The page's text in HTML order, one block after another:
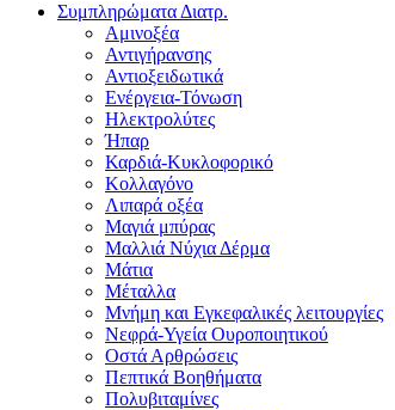
Συμπληρώματα Διατρ.
Αμινοξέα
Αντιγήρανσης
Αντιοξειδωτικά
Ενέργεια-Τόνωση
Ηλεκτρολύτες
Ήπαρ
Καρδιά-Κυκλοφορικό
Κολλαγόνο
Λιπαρά οξέα
Μαγιά μπύρας
Μαλλιά Νύχια Δέρμα
Μάτια
Μέταλλα
Μνήμη και Εγκεφαλικές λειτουργίες
Νεφρά-Υγεία Ουροποιητικού
Οστά Αρθρώσεις
Πεπτικά Βοηθήματα
Πολυβιταμίνες